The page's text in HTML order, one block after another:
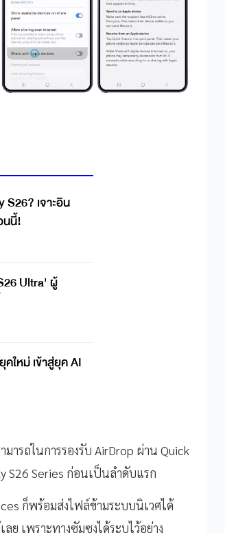
S26? เจาะอิน
นนี้!
Ultra' ผู้
ใหม่ เข้าสู่ยุค AI
รถในการรองรับ AirDrop ผ่าน Quick
S26 Series ก่อนเป็นลำดับแรก
ก็พร้อมส่งไฟล์ข้ามระบบนิเวศได้
เพราะทางซัมซุงได้ระบุไว้อย่าง